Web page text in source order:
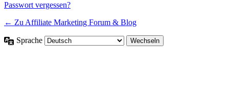
Passwort vergessen?
← Zu Affiliate Marketing Forum & Blog
Sprache